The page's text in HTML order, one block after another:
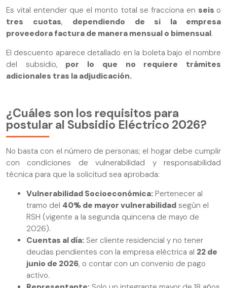
Es vital entender que el monto total se fracciona en seis o
tres cuotas, dependiendo de si la empresa
proveedora factura de manera mensual o bimensual.
El descuento aparece detallado en la boleta bajo el nombre
del subsidio, por lo que no requiere trámites
adicionales tras la adjudicación.
¿Cuáles son los requisitos para
postular al Subsidio Eléctrico 2026?
No basta con el número de personas; el hogar debe cumplir
con condiciones de vulnerabilidad y responsabilidad
técnica para que la solicitud sea aprobada:
Vulnerabilidad Socioeconómica: Pertenecer al
tramo del 40% de mayor vulnerabilidad según el
RSH (vigente a la segunda quincena de mayo de
2026).
Cuentas al día: Ser cliente residencial y no tener
deudas pendientes con la empresa eléctrica al 22 de
junio de 2026, o contar con un convenio de pago
activo.